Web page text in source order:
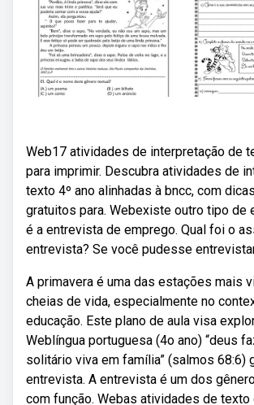
Web17 atividades de interpretação de
para imprimir. Descubra atividades de
texto 4º ano alinhadas à bncc, com
gratuitos para. Webexiste outro tipo de
é a entrevista de emprego. Qual foi o
entrevista? Se você pudesse
A primavera é uma das estações mais
cheias de vida, especialmente no
educação. Este plano de aula visa
Weblíngua portuguesa (4o ano) “deus
solitário viva em família” (salmos 68:6)
entrevista. A entrevista é um dos
com função. Webas atividades de texto